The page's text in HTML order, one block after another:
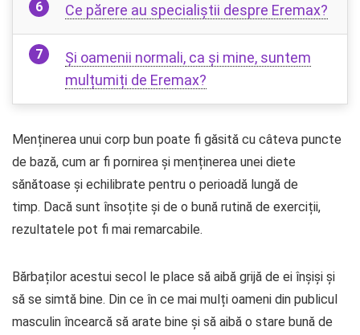
Ce părere au specialiștii despre Eremax?
Și oamenii normali, ca și mine, suntem
mulțumiți de Eremax?
Menținerea unui corp bun poate fi găsită cu câteva puncte
de bază, cum ar fi pornirea și menținerea unei diete
sănătoase și echilibrate pentru o perioadă lungă de
timp. Dacă sunt însoțite și de o bună rutină de exerciții,
rezultatele pot fi mai remarcabile.
Bărbaților acestui secol le place să aibă grijă de ei înșiși și
să se simtă bine. Din ce în ce mai mulți oameni din publicul
masculin încearcă să arate bine și să aibă o stare bună de